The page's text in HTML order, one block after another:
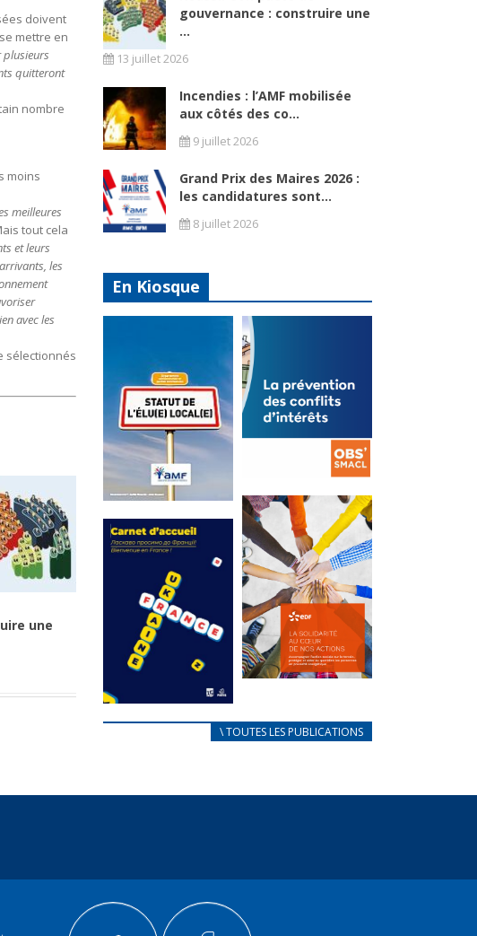
doivent
mettre en
plusieurs
quitteront
nombre
moins
meilleures
tout cela
et leurs
les
avec les
sélectionnés
une
gouvernance : construire une
...
13 juillet 2026
Incendies : l’AMF mobilisée
aux côtés des co...
9 juillet 2026
Grand Prix des Maires 2026 :
les candidatures sont...
8 juillet 2026
En Kiosque
Statut de
l’élu local
Mise à jour avril
2024
FEUILLETER
La
prévention
des conflits
d’intérêts
18 septembre 2023
FEUILLETER
au coeur de
nos actions
en France,...
FEUILLETER
\ TOUTES LES PUBLICATIONS